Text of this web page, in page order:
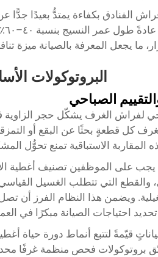
فراش الفنادق بكفاءة يمتدُّ بعيدًا جدًّا
ما يجعل المعرفة بالصيانة ميزة
البروتوكولات
الصباحي
لفراش الغرف يشكّل حجر الزاوية
كل قطعةٍ بحثًا عن البقع أو
المقاربة الاستباقية تمنع تحوُّل
يجب على الموظفين تصنيف أغطية
والقطع التي تتطلب الغسيل
ويضمن هذا النظام الفرز أن
احتياجات الصيانة مبكرًا في
قيّمةً لتتبع أنماط دورة حياة
بروتوكولات فحص منظمة غرفًا